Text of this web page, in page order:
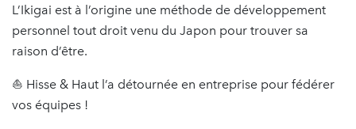
L’Ikigai est à l’origine une méthode de développement
personnel tout droit venu du Japon pour trouver sa
raison d’être.
⛵️ Hisse & Haut l’a détournée en entreprise pour fédérer
vos équipes !